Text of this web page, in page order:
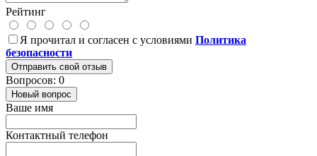
Рейтинг
Я прочитал и согласен с условиями Политика
безопасности
Отправить свой отзыв
Вопросов: 0
Новый вопрос
Ваше имя
Контактный телефон